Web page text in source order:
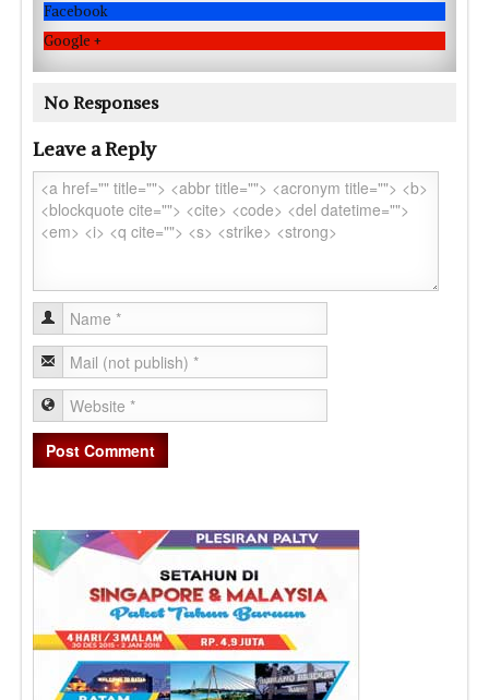
Facebook
Google +
No Responses
Leave a Reply